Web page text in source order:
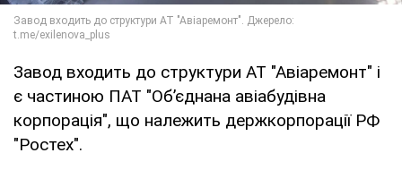
Завод входить до структури АТ "Авіаремонт" і
є частиною ПАТ "Об’єднана авіабудівна
корпорація", що належить держкорпорації РФ
"Ростех".